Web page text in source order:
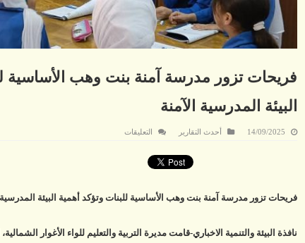
فريحات تزور مدرسة آمنة بنت وهب الأساسية
البيئة المدرسية الآمنة
14/09/2025 أحدث التقارير التعليقات
الأساسية
للبنات
البيئة
المدرسية
فريحات تزور مدرسة آمنة بنت وهب الأساسية للبنات وتؤكد أهمية البيئة المدرسية
نافذة البيئة والتنمية الاخباري-قامت مديرة التربية والتعليم للواء الأغوار